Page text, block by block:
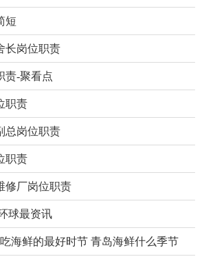
短
长岗位职责
责-聚看点
职责
总岗位职责
职责
修厂岗位职责
球最资讯
海鲜的最好时节 青岛海鲜什么季节